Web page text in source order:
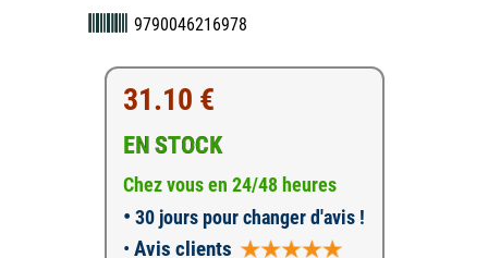
9790046216978
31.10 €
EN STOCK
Chez vous en 24/48 heures
• 30 jours pour changer d'avis !
• Avis clients